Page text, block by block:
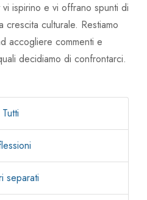
ispirino e vi offrano spunti di
crescita culturale. Restiamo
accogliere commenti e
decidiamo di confrontarci.
Tutti
separati